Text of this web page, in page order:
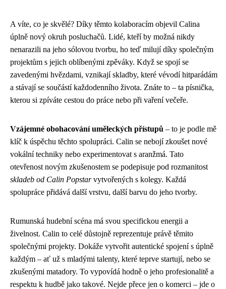
A víte, co je skvělé? Díky těmto kolaboracím objevil Calina
úplně nový okruh posluchačů. Lidé, kteří by možná nikdy
nenarazili na jeho sólovou tvorbu, ho teď milují díky společným
projektům s jejich oblíbenými zpěváky. Když se spojí se
zavedenými hvězdami, vznikají skladby, které vévodí hitparádám
a stávají se součástí každodenního života. Znáte to – ta písnička,
kterou si zpíváte cestou do práce nebo při vaření večeře.
Vzájemné obohacování uměleckých přístupů – to je podle mě
klíč k úspěchu těchto spolupráci. Calin se nebojí zkoušet nové
vokální techniky nebo experimentovat s aranžmá. Tato
otevřenost novým zkušenostem se podepisuje pod rozmanitost
skladeb od Calin Popstarvytvořených s kolegy. Každá
spolupráce přidává další vrstvu, další barvu do jeho tvorby.
Rumunská hudební scéna má svou specifickou energii a
živelnost. Calin to celé důstojně reprezentuje právě těmito
společnými projekty. Dokáže vytvořit autentické spojení s úplně
každým – ať už s mladými talenty, které teprve startují, nebo se
zkušenými matadory. To vypovídá hodně o jeho profesionalitě a
respektu k hudbě jako takové. Nejde přece jen o komerci – jde o